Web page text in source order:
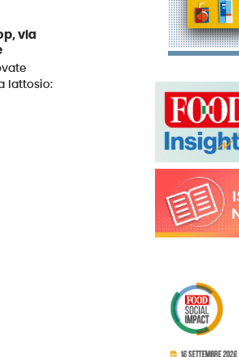
via
lattosio: